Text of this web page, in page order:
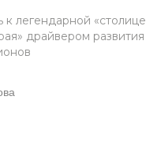
к легендарной «столице
драйвером развития